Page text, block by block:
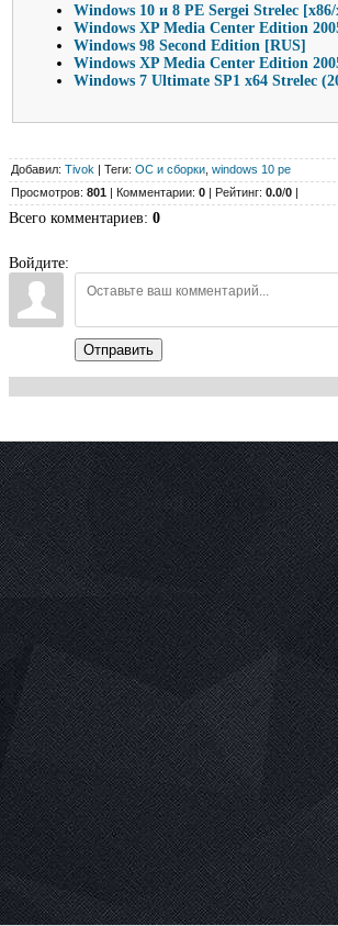
Windows 10 и 8 PE Sergei Strelec
Windows XP Media Center Edition
Windows 98 Second Edition [RUS]
Windows XP Media Center Edition
Windows 7 Ultimate SP1 x64 Strelec
Добавил: Tivok | Теги: ОС и сборки windows 10 pe
Просмотров: 801 | Комментарии: 0 | Рейтинг: 0.0/0 |
Всего комментариев: 0
Войдите:
Отправить